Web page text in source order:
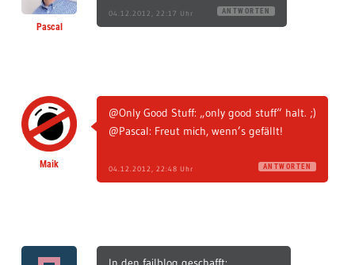
Pascal
04.12.2012, 22:17 Uhr ANTWORTEN
Maik
@Only Good Stuff: „only good stuff“ halt. ;)
@Pascal: Freut mich, wenn’s gefällt!
04.12.2012, 22:48 Uhr ANTWORTEN